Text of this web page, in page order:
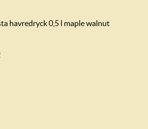
havredryck 0,5 l maple walnut